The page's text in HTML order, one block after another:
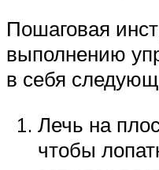
Пошаговая
выполнению
в себя
Лечь на
чтобы